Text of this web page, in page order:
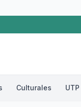
Culturales UTP